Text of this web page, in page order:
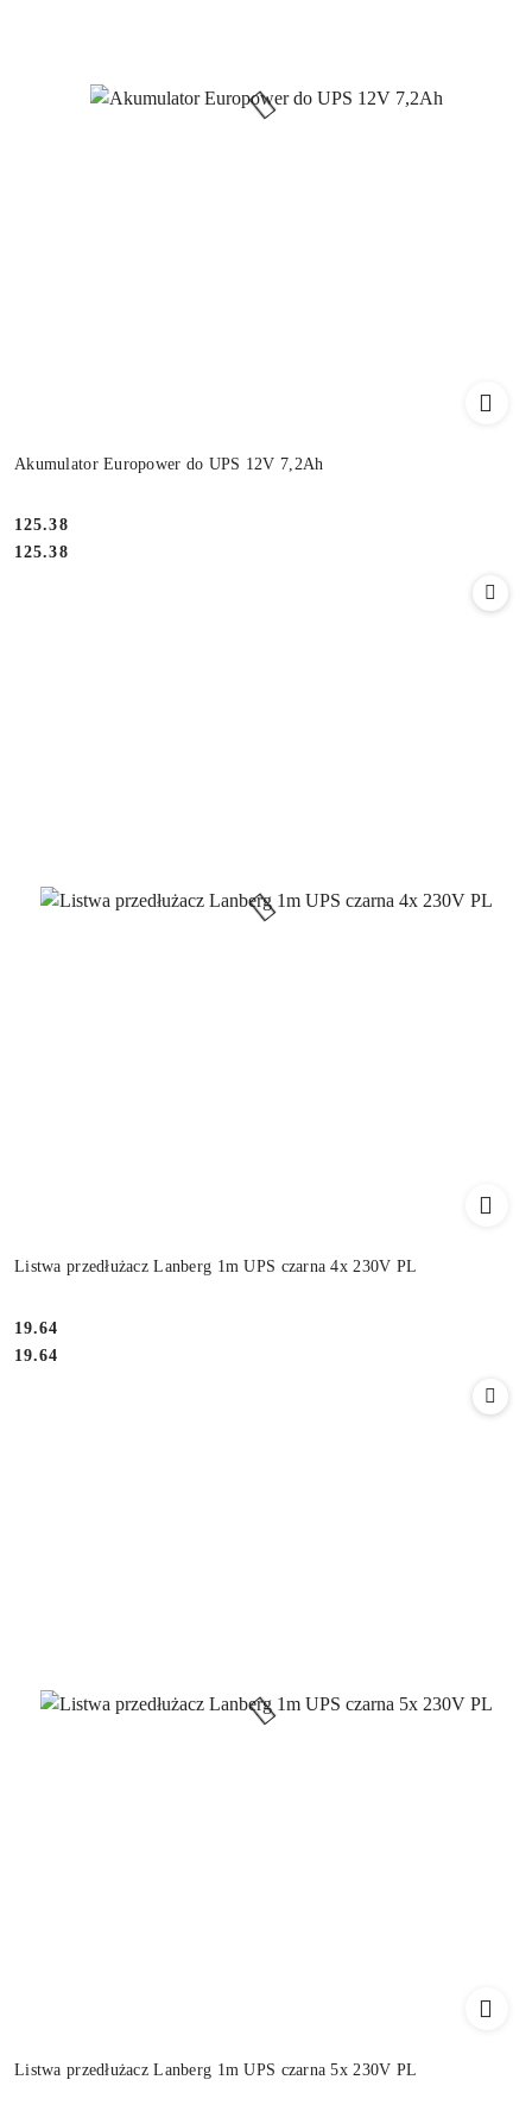
Akumulator Europower do UPS 12V 7,2Ah
Cena:
125.38
Cena:
125.38
Listwa przedłużacz Lanberg 1m UPS czarna 4x 230V PL
Cena:
19.64
Cena:
19.64
Listwa przedłużacz Lanberg 1m UPS czarna 5x 230V PL